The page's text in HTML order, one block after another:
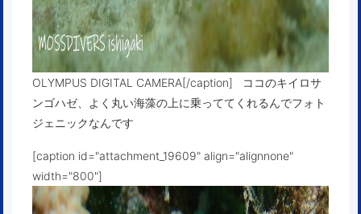
OLYMPUS DIGITAL CAMERA[/caption] ココのキイロサ
ンゴハゼ、よく丸い海藻の上に乗っててくれるんでフォト
ジェニックなんです
[caption id="attachment_19609" align="alignnone"
width="800"]